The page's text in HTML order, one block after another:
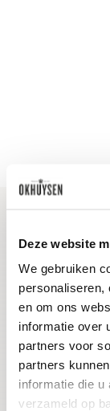
Deze website
We gebruiken
personaliseren,
en om ons
informatie over
partners voor
partners
informatie die u
verzameld op
Blijf op
Ontvang het
evenementen
E-mailadres